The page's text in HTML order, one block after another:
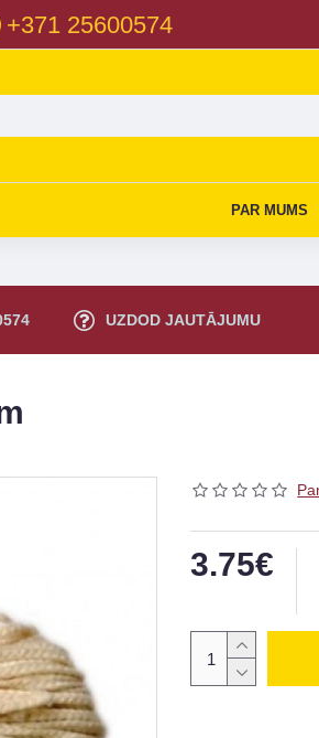
+371 25600574
PAR MUMS
UZDOD JAUTĀJUMU
3.75€